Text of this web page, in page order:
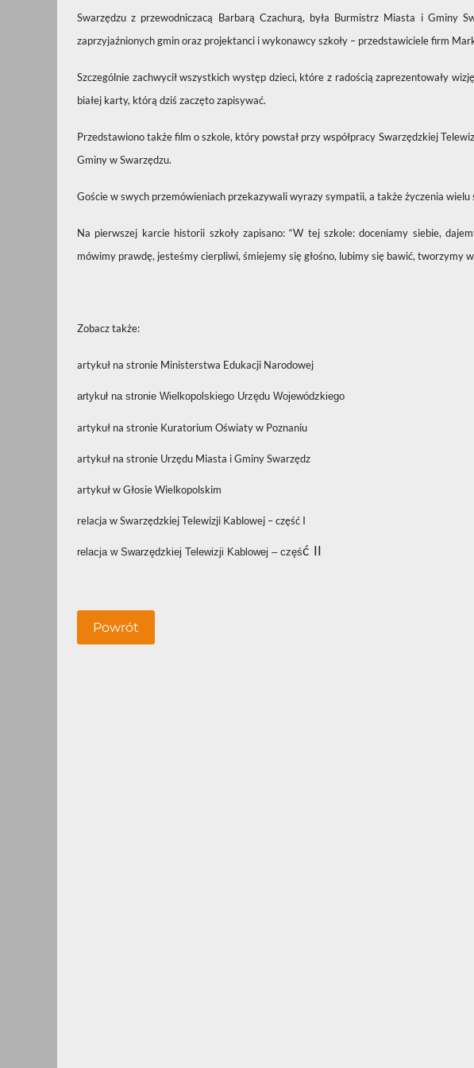
Swarzędzu z przewodniczacą Barbarą Czachurą, była Burmistrz Miasta i Gminy
zaprzyjaźnionych gmin oraz projektanci i wykonawcy szkoły – przedstawiciele firm
Szczególnie zachwycił wszystkich występ dzieci, które z radością zaprezentowały
białej karty, którą dziś zaczęto zapisywać.
Przedstawiono także film o szkole, który powstał przy współpracy Swarzędzkiej
Gminy w Swarzędzu.
Goście w swych przemówieniach przekazywali wyrazy sympatii, a także życzenia wielu
Na pierwszej karcie historii szkoły zapisano: “W tej szkole: doceniamy siebie,
mówimy prawdę, jesteśmy cierpliwi, śmiejemy się głośno, lubimy się bawić, tworzymy
Zobacz także:
artykuł na stronie Ministerstwa Edukacji Narodowej
artykuł na stronie Wielkopolskiego Urzędu Wojewódzkiego
artykuł na stronie Kuratorium Oświaty w Poznaniu
artykuł na stronie Urzędu Miasta i Gminy Swarzędz
artykuł w Głosie Wielkopolskim
relacja w Swarzędzkiej Telewizji Kablowej – część I
relacja w Swarzędzkiej Telewizji Kablowej – część II
Powrót